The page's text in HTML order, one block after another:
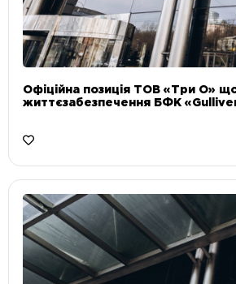
Офіційна позиція ТОВ «Три О»
життєзабезпечення БФК